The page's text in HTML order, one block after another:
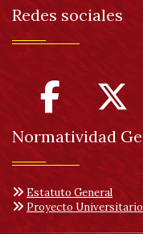
Redes sociales
Normatividad
Estatuto General
Proyecto